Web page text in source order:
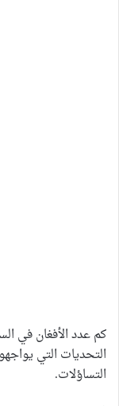
كم عدد الأفغان في
التحديات التي
التساؤلات.